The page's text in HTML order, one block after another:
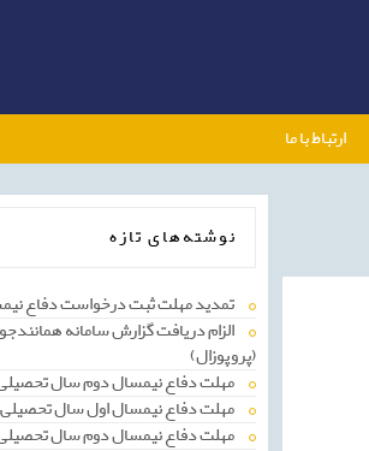
ارتباط با ما
نوشته‌های تازه
تمدید مهلت ثبت درخواست دفاع
الزام دریافت گزارش سامانه
(پروپوزال)
مهلت دفاع نیمسال دوم سال تحصیلی 1404-
مهلت دفاع نیمسال اول سال تحصیلی 1404-1403
مهلت دفاع نیمسال دوم سال تحصیلی 1403-